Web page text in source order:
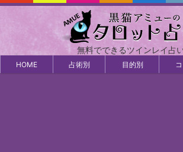
無料でできるツインレイ占
HOME 占術別 目的別